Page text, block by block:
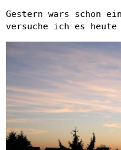
Gestern wars schon
versuche ich es heute